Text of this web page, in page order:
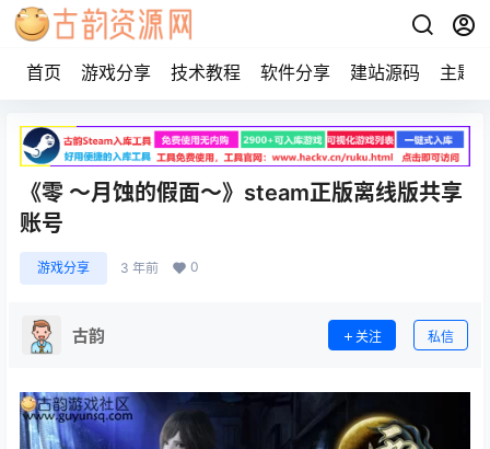
首页 游戏分享 技术教程 软件分享 建站源码 主题
《零 ～月蚀的假面～》steam正版离线版共享
账号
游戏分享 3 年前 0
古韵 关注 私信